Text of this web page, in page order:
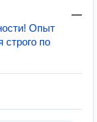
—
Опыт
по